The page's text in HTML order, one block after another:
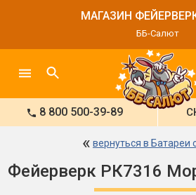
МАГАЗИН
ББ-Салют
8 800 500-39-89
« вернуться в Батареи
Фейерверк РК7316